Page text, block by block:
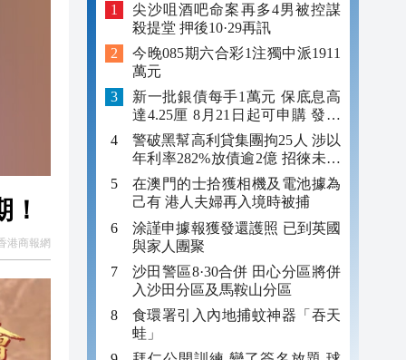
港商報網
尖沙咀酒吧命案再多4男被控謀
殺提堂 押後10·29再訊
今晚085期六合彩1注獨中派1911
萬元
新一批銀債每手1萬元 保底息高
達4.25厘 8月21日起可申購 發行
金額最多550億
警破黑幫高利貸集團拘25人 涉以
年利率282%放債逾2億 招徠未成
年追數
在澳門的士拾獲相機及電池據為
己有 港人夫婦再入境時被捕
涂謹申據報獲發還護照 已到英國
與家人團聚
沙田警區8·30合併 田心分區將併
入沙田分區及馬鞍山分區
食環署引入內地捕蚊神器「吞天
蛙」